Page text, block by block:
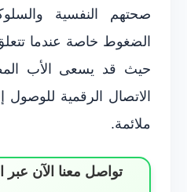
صحتهم النفسية
الضغوط خاصة عندما
حيث قد يسعى الأب
الاتصال الرقمية
ملائمة.
تواصل معنا الآن